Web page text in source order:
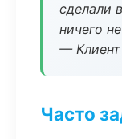
сделали
ничего
—
Часто